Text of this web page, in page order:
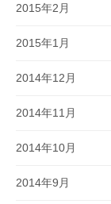
2015年2月
2015年1月
2014年12月
2014年11月
2014年10月
2014年9月